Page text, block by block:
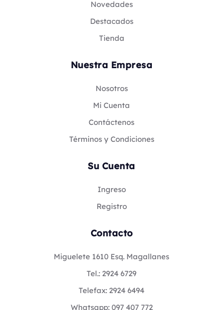
Novedades
Destacados
Tienda
Nuestra Empresa
Nosotros
Mi Cuenta
Contáctenos
Términos y Condiciones
Su Cuenta
Ingreso
Registro
Contacto
Miguelete 1610 Esq. Magallanes
Tel.: 2924 6729
Telefax: 2924 6494
Whatsapp: 097 407 772